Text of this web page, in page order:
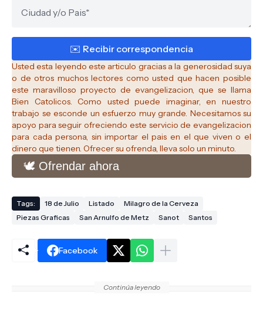
Usted esta leyendo este articulo gracias a la generosidad suya
o de otros muchos lectores como usted que hacen posible
este maravilloso proyecto de evangelizacion, que se llama
Bien Catolicos.Como usted puede imaginar, en nuestro
trabajo se esconde un esfuerzo muy grande. Necesitamos su
apoyo para seguir ofreciendo este servicio de evangelizacion
para cada persona, sin importar el pais en el que viven o el
dinero que tienen. Ofrecer su ofrenda, lleva solo un minuto.
🕊️ Ofrendar ahora
Tags: 18 de Julio Listado
Milagro de la Cerveza
Piezas Graficas
San Arnulfo de Metz Sanot Santos
Facebook
Continúa leyendo